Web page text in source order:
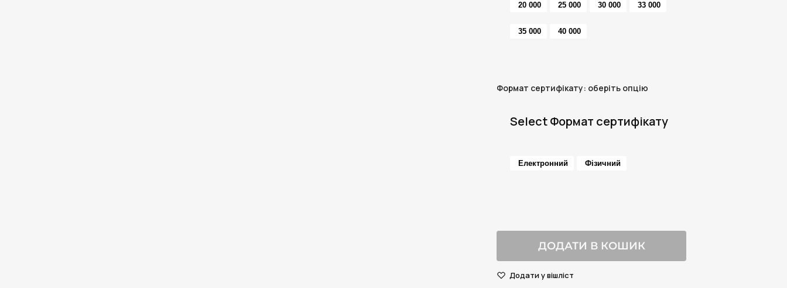
20 000 25 000 30 000 33 000
35 000 40 000
Формат сертифікату: оберіть опцію
Select Формат сертифікату
Електронний Фізичний
ДОДАТИ В КОШИК
Додати у вішліст